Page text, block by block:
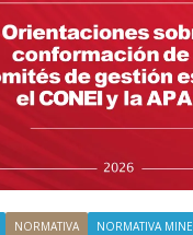
NORMATIVA NORMATIVA